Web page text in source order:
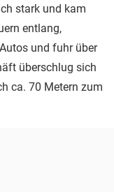
stark und kam
entlang,
und fuhr über
überschlug sich
ca. 70 Metern zum